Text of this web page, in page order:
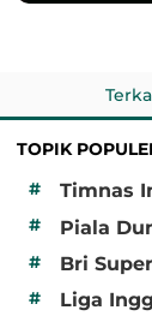
TOPIK
#
Timnas
# Piala
# Bri
# Liga